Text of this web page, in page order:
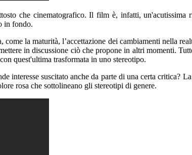
che cinematografico. Il film è, infatti, un'acutissima
in fondo.
la maturità, l’accettazione dei cambiamenti nella
in discussione ciò che propone in altri momenti.
quest'ultima trasformata in uno stereotipo.
interesse suscitato anche da parte di una certa critica?
rosa che sottolineano gli stereotipi di genere.